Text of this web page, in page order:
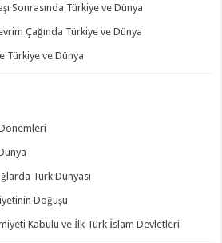
Sonrasında Türkiye ve Dünya
Çağında Türkiye ve Dünya
Türkiye ve Dünya
Türk Dünyası
Doğuşu
Kabulu ve İlk Türk İslam Devletleri